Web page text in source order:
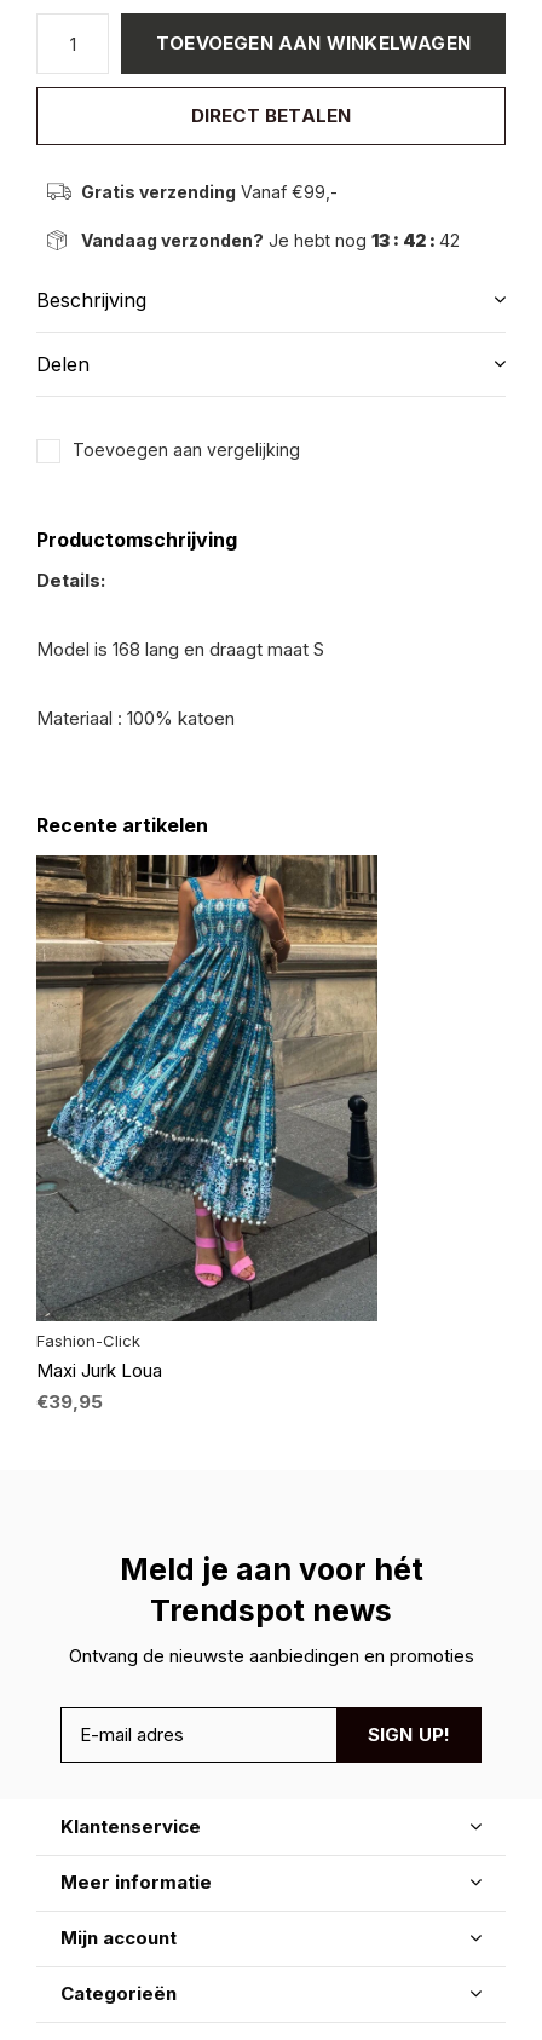
TOEVOEGEN AAN WINKELWAGEN
DIRECT BETALEN
Gratis verzending Vanaf €99,-
Vandaag verzonden? Je hebt nog 13 : 42 : 42
Beschrijving
Delen
Toevoegen aan vergelijking
Productomschrijving
Details:
Model is 168 lang en draagt maat S
Materiaal : 100% katoen
Recente artikelen
Fashion-Click
Maxi Jurk Loua
€39,95
Meld je aan voor hét
Trendspot news
Ontvang de nieuwste aanbiedingen en promoties
SIGN UP!
Klantenservice
Meer informatie
Mijn account
Categorieën